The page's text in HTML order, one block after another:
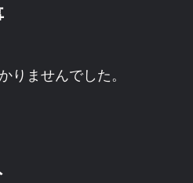
りませんでした。